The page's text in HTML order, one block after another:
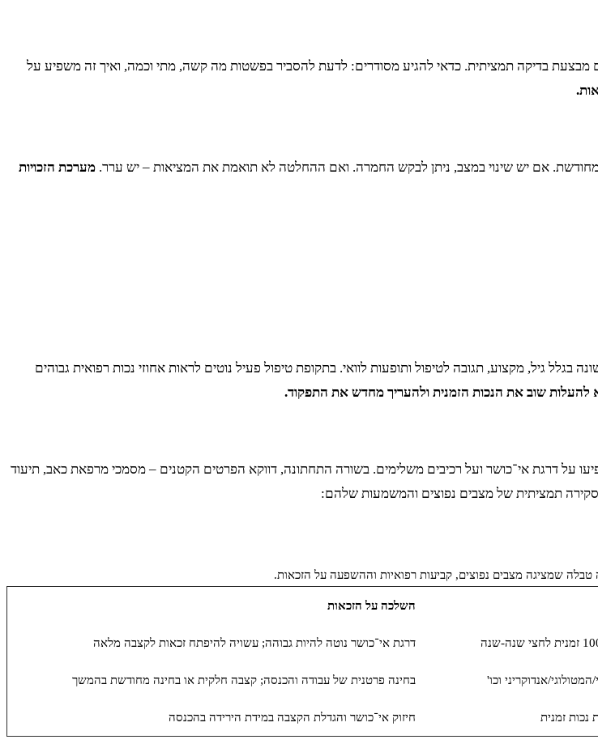
מבצעת בדיקה תמציתית. כדאי להגיע מסודרים: לדעת להסביר בפשטות מה קשה, מתי וכמה, ואיך זה משפיע על
מחודשת. אם יש שינוי במצב, ניתן לבקש החמרה. ואם ההחלטה לא תואמת את המציאות – יש ערר. מערכת הזכויות
גיל, מקצוע, תגובה לטיפול ותופעות לוואי. בתקופת טיפול פעיל נוטים לראות אחוזי נכות רפואית גבוהים
להעלות שוב את הנכות הזמנית ולהעריך מחדש את התפקוד.
על דרגת אי־כושר ועל רכיבים משלימים. בשורה התחתונה, דווקא הפרטים הקטנים – מסמכי מרפאת כאב, תיעוד
סקירה תמציתית של מצבים נפוצים והמשמעות שלהם:
שמציגה מצבים נפוצים, קביעות רפואיות וההשפעה על הזכאות.
השלכה על הזכאות
דרגת אי־כושר נוטה להיות גבוהה; עשויה להיפתח זכאות לקצבה מלאה
אנדוקריני וכו' בחינה פרטנית של עבודה והכנסה; קצבה חלקית או בחינה מחודשת בהמשך
נכות זמנית חיזוק אי־כושר והגדלת הקצבה במידת הירידה בהכנסה